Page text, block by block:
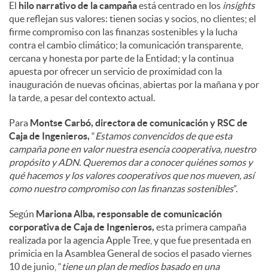
El hilo narrativo de la campañaestá centrado en los insights
que reflejan sus valores: tienen socias y socios, no clientes; el
firme compromiso con las finanzas sostenibles y la lucha
contra el cambio climático; la comunicación transparente,
cercana y honesta por parte de la Entidad; y la continua
apuesta por ofrecer un servicio de proximidad con la
inauguración de nuevas oficinas, abiertas por la mañana y por
la tarde, a pesar del contexto actual.
Para Montse Carbó, directora de comunicación y RSC de
Caja de Ingenieros, “Estamos convencidos de que esta
campaña pone en valor nuestra esencia cooperativa, nuestro
propósito y ADN. Queremos dar a conocer quiénes somos y
qué hacemos y los valores cooperativos que nos mueven, así
como nuestro compromiso con las finanzas sostenibles”.
Según Mariona Alba, responsable de comunicación
corporativa de Caja de Ingenieros, esta primera campaña
realizada por la agencia Apple Tree, y que fue presentada en
primicia en la Asamblea General de socios el pasado viernes
10 de junio, “tiene un plan de medios basado en una